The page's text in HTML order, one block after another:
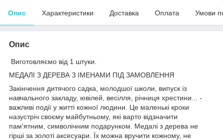
Опис Характеристики Доставка Оплата Умови
Опис
Виготовляємо від 1 штуки.
МЕДАЛІ З ДЕРЕВА З ІМЕНАМИ ПІД ЗАМОВЛЕННЯ
Закінчення дитячого садка, молодшої школи, випуск із
навчального закладу, ювілей, весілля, річниця хрестини... -
важливі події у житті кожної людини. Це маленькі кроки
назустріч своєму майбутньому, які варто відзначити
пам'ятним, символічним подарунком. Медалі з дерева не
гірші за золоті аксесуари. Їх можна вручити кожному, не